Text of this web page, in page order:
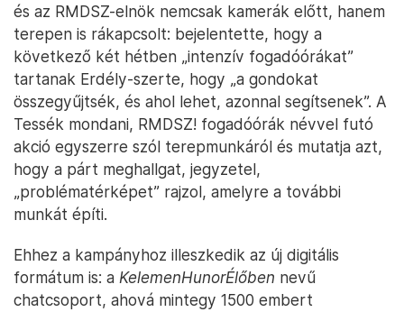
és az RMDSZ-elnök nemcsak kamerák előtt, hanem
terepen is rákapcsolt: bejelentette, hogy a
következő két hétben „intenzív fogadóórákat”
tartanak Erdély-szerte, hogy „a gondokat
összegyűjtsék, és ahol lehet, azonnal segítsenek”. A
Tessék mondani, RMDSZ! fogadóórák névvel futó
akció egyszerre szól terepmunkáról és mutatja azt,
hogy a párt meghallgat, jegyzetel,
„problématérképet” rajzol, amelyre a további
munkát építi.
Ehhez a kampányhoz illeszkedik az új digitális
formátum is: a KelemenHunorÉlőben nevű
chatcsoport, ahová mintegy 1500 embert